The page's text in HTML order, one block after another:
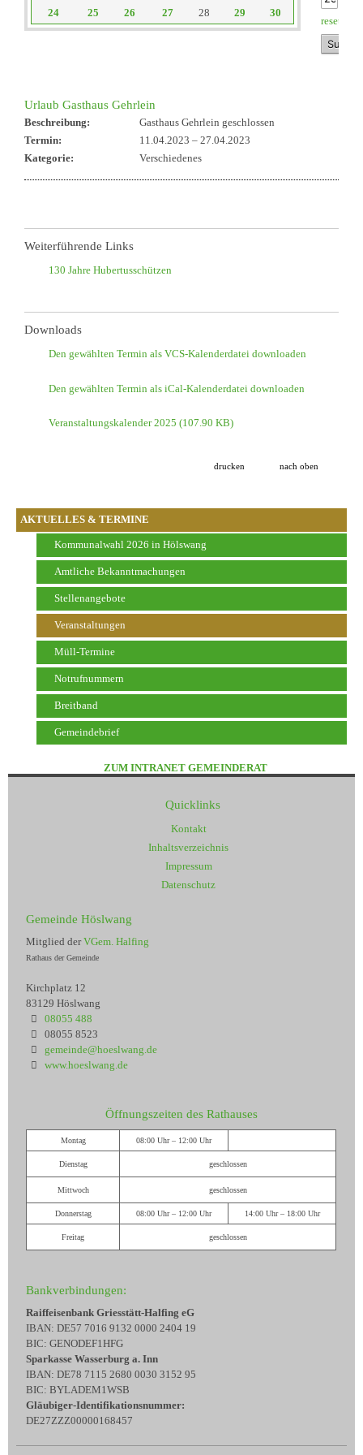
AKTUELLES & TERMINE
Kommunalwahl 2026 in Hölswang
Amtliche Bekanntmachungen
Stellenangebote
Veranstaltungen
Müll-Termine
Notrufnummern
Breitband
Gemeindebrief
24
25 26 27 28 29 30
reset
Urlaub Gasthaus Gehrlein
Beschreibung:
Gasthaus Gehrlein geschlossen
Termin:
11.04.2023 – 27.04.2023
Kategorie:
Verschiedenes
Weiterführende Links
130 Jahre Hubertusschützen
Downloads
Den gewählten Termin als VCS-Kalenderdatei downloaden
Den gewählten Termin als iCal-Kalenderdatei downloaden
Veranstaltungskalender 2025 (107.90 KB)
drucken nach oben
ZUM INTRANET GEMEINDERAT
Quicklinks
Kontakt
Inhaltsverzeichnis
Impressum
Datenschutz
Gemeinde Höslwang
Mitglied derVGem. Halfing
Rathaus der Gemeinde
Kirchplatz 12
83129 Höslwang
08055 488
08055 8523
gemeinde@hoeslwang.de
www.hoeslwang.de
Öffnungszeiten des Rathauses
Montag 08:00 Uhr – 12:00 Uhr
Dienstag geschlossen
Mittwoch geschlossen
Donnerstag 08:00 Uhr – 12:00 Uhr 14:00 Uhr – 18:00 Uhr
Freitag geschlossen
Bankverbindungen:
Raiffeisenbank Griesstätt-Halfing eG
IBAN: DE57 7016 9132 0000 2404 19
BIC: GENODEF1HFG
Sparkasse Wasserburg a. Inn
IBAN: DE78 7115 2680 0030 3152 95
BIC: BYLADEM1WSB
Gläubiger-Identifikationsnummer:
DE27ZZZ00000168457